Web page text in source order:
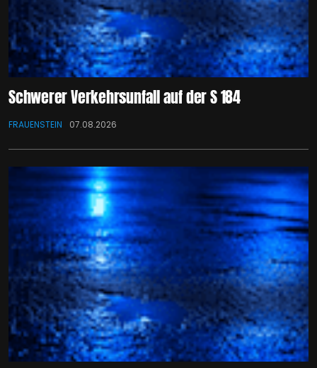
Schwerer Verkehrsunfall auf der S 184
FRAUENSTEIN 07.08.2026